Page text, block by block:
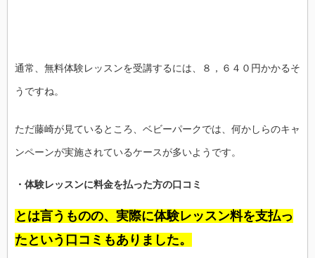
通常、無料体験レッスンを受講するには、８，６４０円かかるそ
うですね。
ただ藤崎が見ているところ、ベビーパークでは、何かしらのキャ
ンペーンが実施されているケースが多いようです。
・体験レッスンに料金を払った方の口コミ
とは言うものの、実際に体験レッスン料を支払っ
たという口コミもありました。